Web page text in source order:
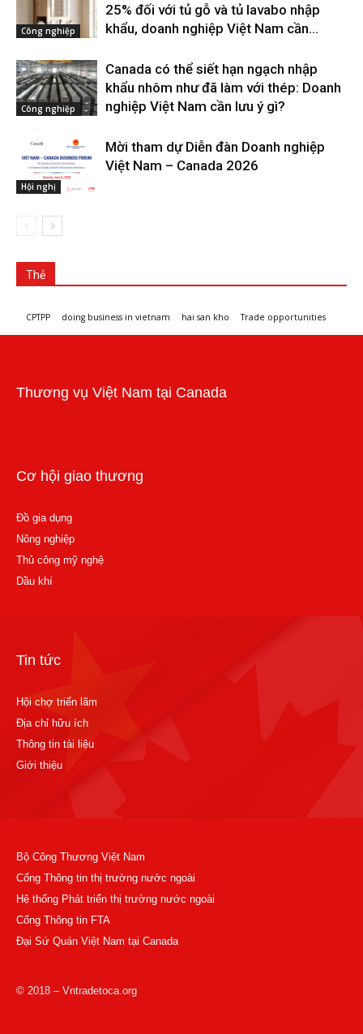
Công nghiệp
25% đối với tủ gỗ và tủ lavabo nhập
khẩu, doanh nghiệp Việt Nam cần...
Công nghiệp
Canada có thể siết hạn ngạch nhập
khẩu nhôm như đã làm với thép: Doanh
nghiệp Việt Nam cần lưu ý gì?
Hội nghị
Mời tham dự Diễn đàn Doanh nghiệp
Việt Nam – Canada 2026
Thẻ
CPTPP doing business in vietnam hai san kho Trade opportunities
Thương vụ Việt Nam tại Canada
Cơ hội giao thương
Đồ gia dụng
Nông nghiệp
Thủ công mỹ nghệ
Dầu khí
Tin tức
Hội chợ triển lãm
Địa chỉ hữu ích
Thông tin tài liệu
Giới thiệu
Bộ Công Thương Việt Nam
Cổng Thông tin thị trường nước ngoài
Hệ thống Phát triển thị trường nước ngoài
Cổng Thông tin FTA
Đại Sứ Quán Việt Nam tại Canada
© 2018 – Vntradetoca.org